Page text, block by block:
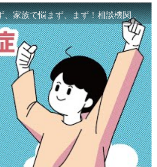
「ギャンブル等依存症対策啓発動画 ～一人で悩まず、家族で悩まず、まず！相談機関へ～」